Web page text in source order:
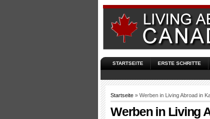
STARTSEITE ERSTE SCHRITTE
Startseite » Werben in Living Abroad in
Werben in Living